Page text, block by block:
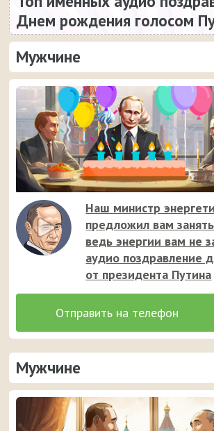
Днем рождения голосом
Мужчине
Наш министр
предложил вам
ведь энергии вам не
аудио поздравление
от президента Путина
Мужчине